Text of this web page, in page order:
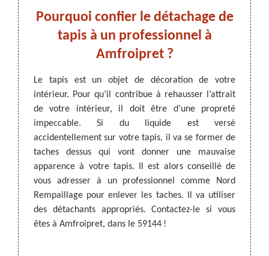
ARTISAN DEZITTER, REMPAILLAGE -
CANNAGE - RECOLLAGE, 59 NORD
Cannage fauteuil, chaises
tapis
un
il
À
un
le
Pourquoi confier le détachage de
tapis à un professionnel à
Amfroipret ?
Le tapis est un objet de décoration de votre
intérieur. Pour qu’il contribue à rehausser l’attrait
de votre intérieur, il doit être d’une propreté
impeccable. Si du liquide est versé
accidentellement sur votre tapis, il va se former de
taches dessus qui vont donner une mauvaise
apparence à votre tapis. Il est alors conseillé de
vous adresser à un professionnel comme Nord
Rempaillage pour enlever les taches. Il va utiliser
des détachants appropriés. Contactez-le si vous
êtes à Amfroipret, dans le 59144 !
Pour
faut
plus